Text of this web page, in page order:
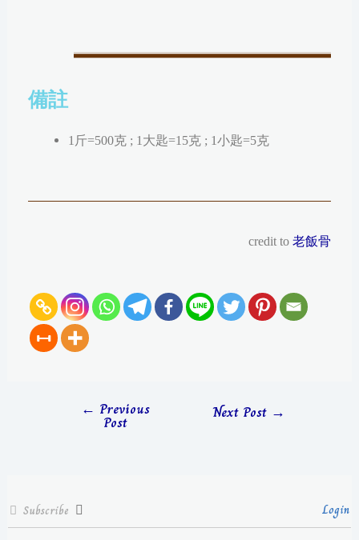
備註
1斤=500克 ; 1大匙=15克 ; 1小匙=5克
credit to 老飯骨
← Previous
Post Next Post →
Subscribe Login